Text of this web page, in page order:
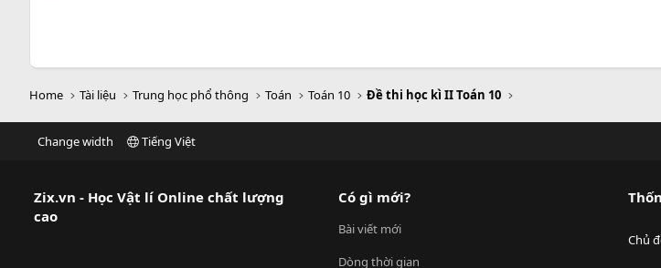
Home Tài liệu Trung học phổ thông Toán Toán 10 Đề thi học kì II Toán 10
Change width Tiếng Việt
Zix.vn - Học Vật lí Online chất lượng
cao
Có gì mới?
Bài viết mới
Dòng thời gian
Chủ